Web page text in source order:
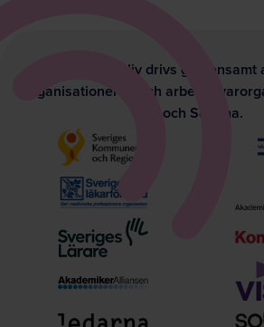
Suntarbetsliv drivs
organisationerna och
och Sobona.